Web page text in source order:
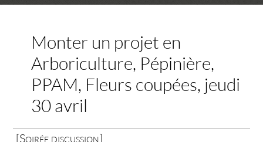
Monter un projet en
Arboriculture, Pépinière,
PPAM, Fleurs coupées, jeudi
30 avril
[Soirée discussion]